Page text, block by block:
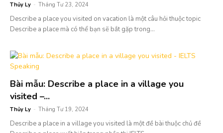
Thủy Ly - Tháng Tư 23, 2024
Describe a place you visited on vacation là một câu hỏi thuộc topic
Describe a place mà có thể bạn sẽ bắt gặp trong...
Bài mẫu: Describe a place in a village you
visited –...
Thủy Ly - Tháng Tư 19, 2024
Describe a place in a village you visited là một đề bài thuộc chủ đề